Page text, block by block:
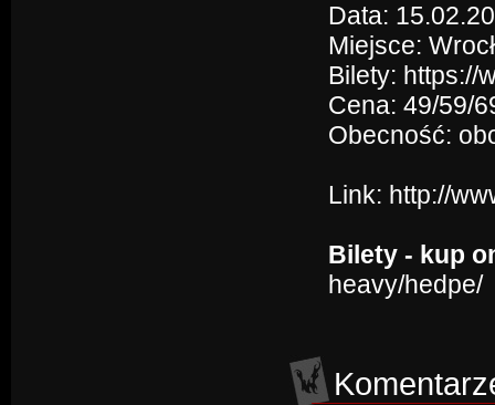
Data:
Miejsce:
Bilety: https://
Cena: 49/59/
Obecność:
Link: http://
Bilety - kup
heavy/hedpe/